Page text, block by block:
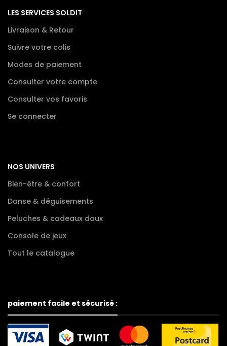
LES SERVICES SOLDIT
Livraison & Retour
Suivre votre colis
Modes de paiement
Consulter votre compte
Consulter vos favoris
Se connecter
NOS UNIVERS
Bien-être & confort
Danse & déguisements
Peluches & cadeaux doux
Console de jeux
Tout le catalogue
paiement facile et sécurisé :